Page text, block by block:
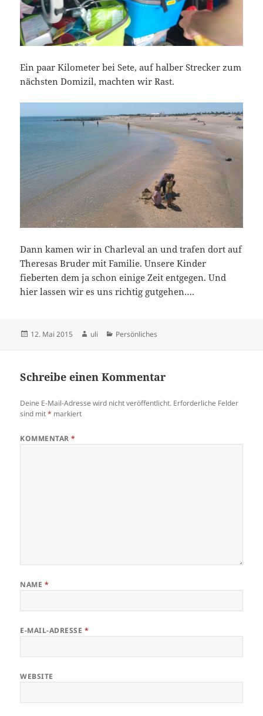
Ein paar Kilometer bei Sete, auf halber Strecker zum
nächsten Domizil, machten wir Rast.
Dann kamen wir in Charleval an und trafen dort auf
Theresas Bruder mit Familie. Unsere Kinder
fieberten dem ja schon einige Zeit entgegen. Und
hier lassen wir es uns richtig gutgehen….
Veröffentlicht
12. Mai 2015 Autor
uli Kategorien
Persönliches
Schreibe einen Kommentar
Deine E-Mail-Adresse wird nicht veröffentlicht. Erforderliche Felder
sind mit* markiert
KOMMENTAR*
NAME *
E-MAIL-ADRESSE *
WEBSITE